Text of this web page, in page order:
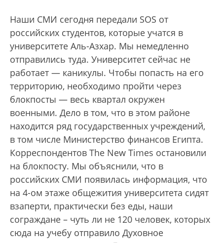
Наши СМИ сегодня передали SOS от
российских студентов, которые учатся в
университете Аль-Азхар. Мы немедленно
отправились туда. Университет сейчас не
работает — каникулы. Чтобы попасть на его
территорию, необходимо пройти через
блокпосты — весь квартал окружен
военными. Дело в том, что в этом районе
находится ряд государственных учреждений,
в том числе Министерство финансов Египта.
Корреспондентов The New Times остановили
на блокпосту. Мы объяснили, что в
российских СМИ появилась информация, что
на 4-ом этаже общежития университета сидят
взаперти, практически без еды, наши
сограждане – чуть ли не 120 человек, которых
сюда на учебу отправило Духовное